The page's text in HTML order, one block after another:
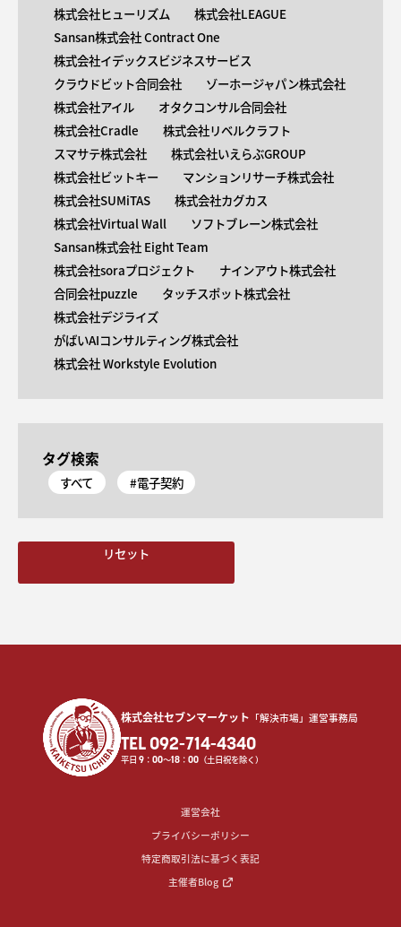
株式会社ヒューリズム
株式会社LEAGUE
Sansan株式会社 Contract One
株式会社イデックスビジネスサービス
クラウドビット合同会社
ゾーホージャパン株式会社
株式会社アイル
オタクコンサル合同会社
株式会社Cradle
株式会社リベルクラフト
スマサテ株式会社
株式会社いえらぶGROUP
株式会社ビットキー
マンションリサーチ株式会社
株式会社SUMiTAS
株式会社カグカス
株式会社Virtual Wall
ソフトブレーン株式会社
Sansan株式会社 Eight Team
株式会社soraプロジェクト
ナインアウト株式会社
合同会社puzzle
タッチスポット株式会社
株式会社デジライズ
がばいAIコンサルティング株式会社
株式会社 Workstyle Evolution
タグ検索
すべて #電子契約
リセット
株式会社セブンマーケット 「解決市場」運営事務局
TEL 092-714-4340
平日9 ：00〜18 ：00 （土日祝を除く）
運営会社
プライバシーポリシー
特定商取引法に基づく表記
主催者Blog